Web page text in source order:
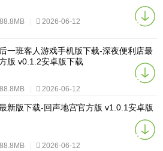
88.8MB 2026-06-12
一班客人游戏手机版下载-深夜便利店最
版 v0.1.2安卓版下载
88.8MB 2026-06-12
新版下载-回声地宫官方版 v1.0.1安卓版
88.8MB 2026-06-12